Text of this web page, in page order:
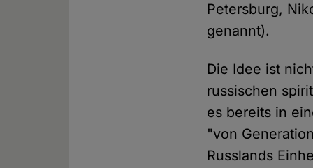
Petersburg,
genannt).
Die Idee ist
russischen
es bereits in
"von
Russlands